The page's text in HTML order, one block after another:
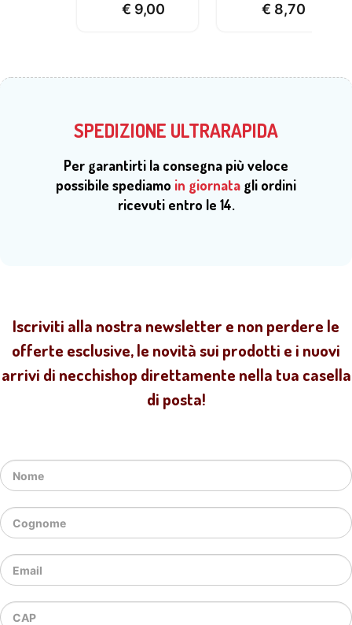
€ 9,00 € 8,70
SPEDIZIONE ULTRARAPIDA
Per garantirti la consegna più veloce
possibile spediamo in giornata gli ordini
ricevuti entro le 14.
Iscriviti alla nostra newsletter e non perdere le
offerte esclusive, le novità sui prodotti e i nuovi
arrivi di necchishop direttamente nella tua casella
di posta!